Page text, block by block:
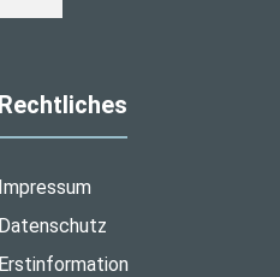
Rechtliches
Impressum
Datenschutz
Erstinformation